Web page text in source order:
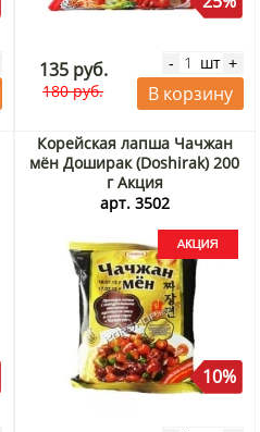
135 руб.
180 руб.
- шт +
В корзину
Корейская лапша Чачжан
мён Доширак (Doshirak) 200
г Акция
арт. 3502
10%